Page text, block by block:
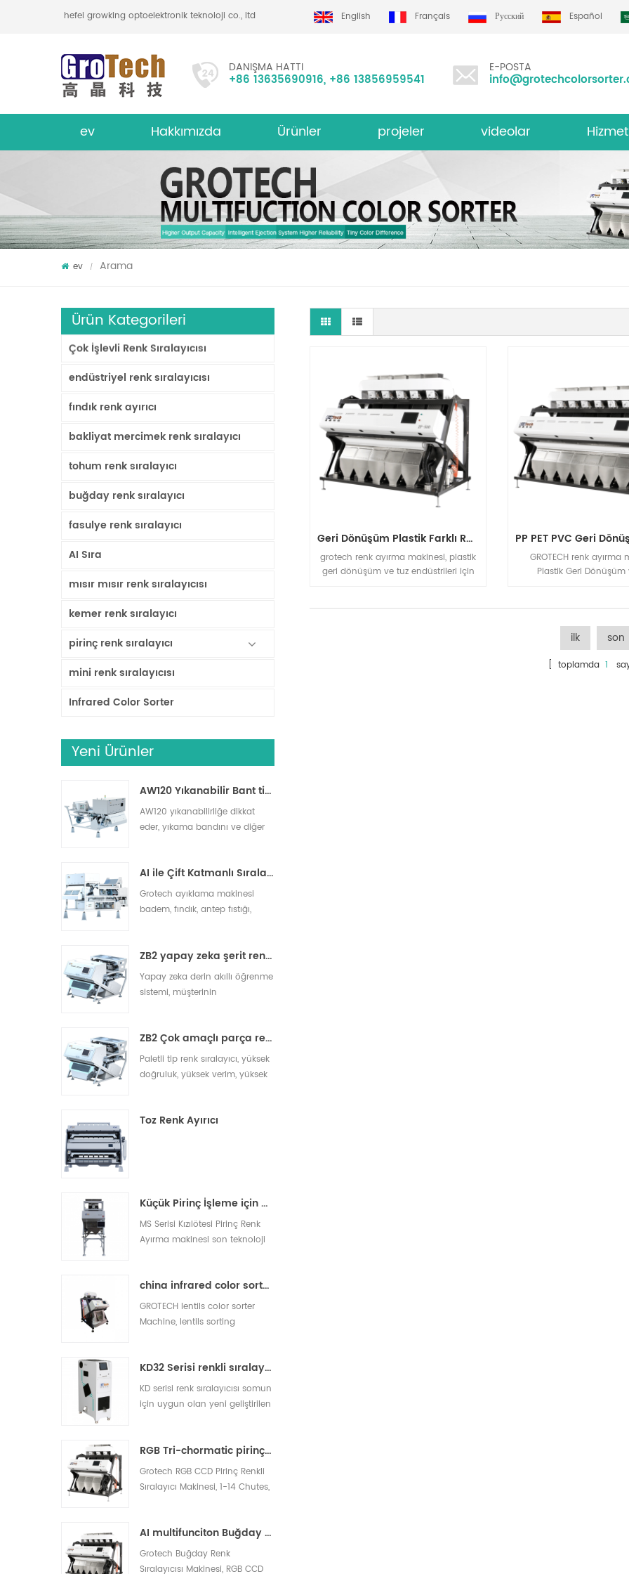
hefei growking optoelektronik teknoloji co., ltd English Français Русский Español
DANIŞMA HATTI
+86 13635690916, +86 13856959541
E-POSTA
ev Hakkımızda Ürünler projeler videolar
ev / Arama
Ürün Kategorileri
Çok İşlevli Renk Sıralayıcısı
endüstriyel renk sıralayıcısı
fındık renk ayırıcı
bakliyat mercimek renk sıralayıcı
tohum renk sıralayıcı
buğday renk sıralayıcı
fasulye renk sıralayıcı
AI Sıra
mısır mısır renk sıralayıcısı
kemer renk sıralayıcı
pirinç renk sıralayıcı
mini renk sıralayıcısı
Infrared Color Sorter
Yeni Ürünler
AW120 Yıkanabilir Bant tipi ayırıcı
AW120 yıkanabilirliğe dikkat
eder, yıkama bandını ve diğer
şekilde giderir, kuruyemiş,
kurutulmuş meyveler, taze
meyve ve sebzelerin
AI ile Çift Katmanlı Sıralayıcı
Grotech ayıklama makinesi
badem, fındık, antep fıstığı,
yabancı cisimler tespit edilip
ham maddeden
uzaklaştırılabilir. Grotech Somun
ZB2 yapay zeka şerit renk sıralayıcısı
Yapay zeka derin akıllı öğrenme
sistemi, müşterinin
gerçek zamanlı uzaktan
kontrolü, çalıştırma ve bakımı,
yazılım yükseltmesini, çevrimiçi
ZB2 Çok amaçlı parça renk sıralayıcı
Paletli tip renk sıralayıcı, yüksek
doğruluk, yüksek verim, yüksek
sıralama, yüzeydeki ince
Toz Renk Ayırıcı
Küçük Pirinç İşleme için Pirinç Renk Ayırma Makinesi
MS Serisi Kızılötesi Pirinç Renk
Ayırma makinesi son teknoloji
ayırabilmektedir.
china infrared color sorter machine manufacturer
GROTECH lentils color sorter
Machine, lentils sorting
foreignmaterials out, be applied
to work after lentils pre-cleaing,
hulling, splitting, polishing etc
KD32 Serisi renkli sıralayıcısı,plastik renk sıralayıcısı
KD serisi renk sıralayıcısı somun
için uygun olan yeni geliştirilen
RGB Tri-chormatic pirinç rengi sıralayıcı makinesi
Grotech RGB CCD Pirinç Renkli
Sıralayıcı Makinesi, 1-14 Chutes,
Maddeler, Uzun Tahıl, Yuvarlak
Tahıl, Basmati, Pargile, Beyaz
Her Türlü Pirinç Uygulamalar
AI multifunciton Buğday Renk Sıralayıcısı Makinesi
Grotech Buğday Renk
Sıralayıcısı Makinesi, RGB CCD
Geri Dönüşüm Plastik Farklı Renk Ayırma Makinesi
grotech renk ayırma makinesi, plastik
geri dönüşüm ve tuz endüstrileri için
GROTECH renk ayırma
Plastik Geri Dönüşüm
ilk son
[ toplamda1